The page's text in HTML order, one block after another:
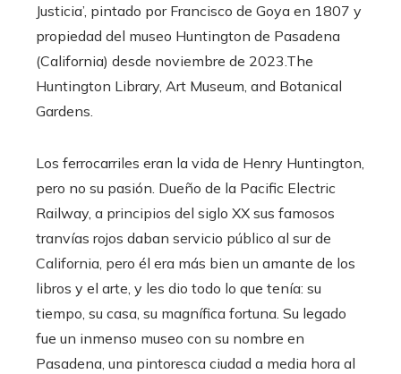
Justicia’, pintado por Francisco de Goya en 1807 y
propiedad del museo Huntington de Pasadena
(California) desde noviembre de 2023.The
Huntington Library, Art Museum, and Botanical
Gardens.
Los ferrocarriles eran la vida de Henry Huntington,
pero no su pasión. Dueño de la Pacific Electric
Railway, a principios del siglo XX sus famosos
tranvías rojos daban servicio público al sur de
California, pero él era más bien un amante de los
libros y el arte, y les dio todo lo que tenía: su
tiempo, su casa, su magnífica fortuna. Su legado
fue un inmenso museo con su nombre en
Pasadena, una pintoresca ciudad a media hora al